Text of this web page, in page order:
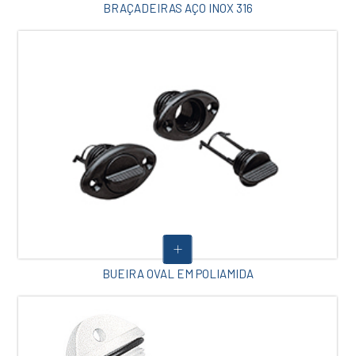
BRAÇADEIRAS AÇO INOX 316
BUEIRA OVAL EM POLIAMIDA